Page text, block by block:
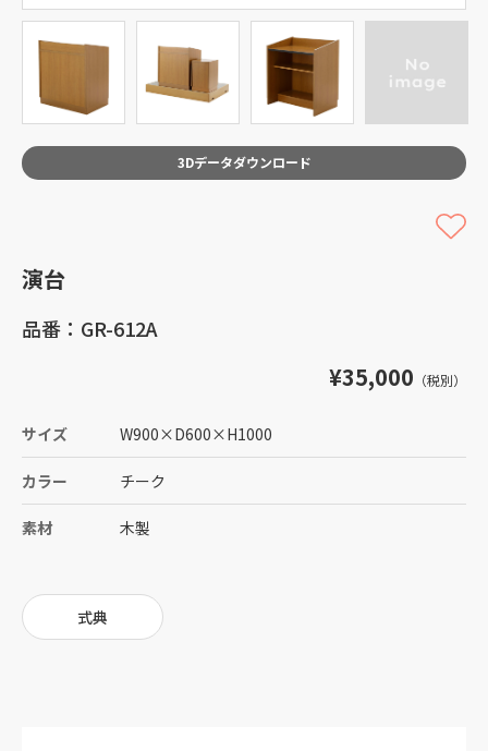
3Dデータダウンロード
演台
品番：GR-612A
¥35,000 （税別）
サイズ W900×D600×H1000
カラー チーク
素材 木製
式典